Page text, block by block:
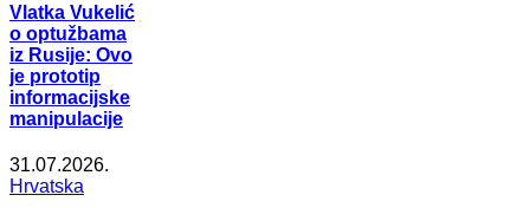
Vlatka Vukelić
o optužbama
iz Rusije: Ovo
je prototip
informacijske
manipulacije
31.07.2026.
Hrvatska